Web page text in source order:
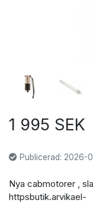
1 995 SEK
Publicerad: 2026-
Nya cabmotorer ,
httpsbutik.arvikael-